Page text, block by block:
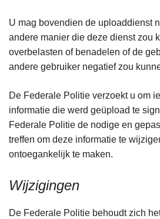
U mag bovendien de uploaddienst
andere manier die deze dienst zou
overbelasten of benadelen of de
andere gebruiker negatief zou
De Federale Politie verzoekt u om
informatie die werd geüpload te
Federale Politie de nodige en
treffen om deze informatie te
ontoegankelijk te maken.
Wijzigingen
De Federale Politie behoudt zich